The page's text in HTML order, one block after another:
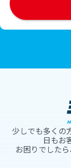
少しでも多くの
日もお
お困りでした